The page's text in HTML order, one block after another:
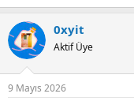
0xyit
Aktif Üye
9 Mayıs 2026